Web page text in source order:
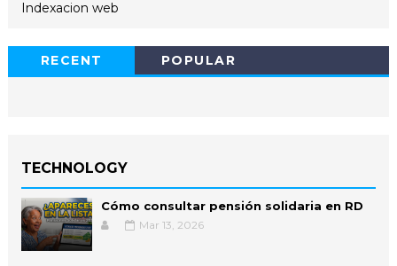
Indexacion web
RECENT POPULAR
TECHNOLOGY
Cómo consultar pensión solidaria en RD
Mar 13, 2026